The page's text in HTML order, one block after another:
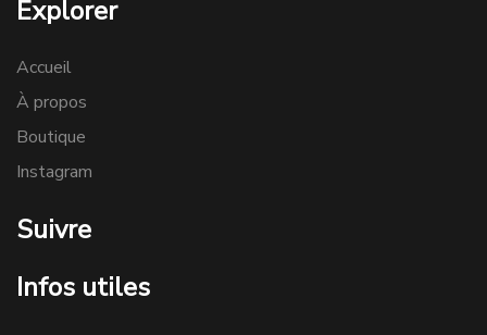
Explorer
Accueil
À propos
Boutique
Instagram
Suivre
Infos utiles